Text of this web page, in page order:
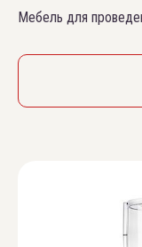
Мебель для